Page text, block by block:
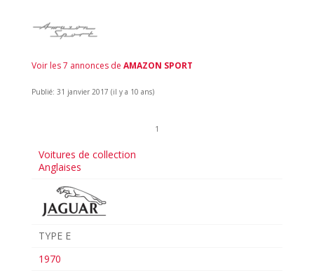
Voir les 7 annonces de AMAZON SPORT
Publié: 31 janvier 2017 (il y a 10 ans)
1
Voitures de collection
Anglaises
TYPE E
1970